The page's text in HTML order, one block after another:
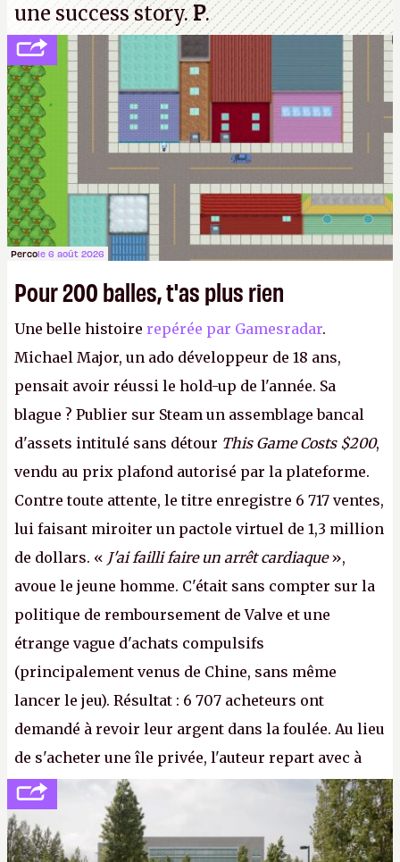
une success story.P.
Percole 6 août 2026
Pour 200 balles, t'as plus rien
Une belle histoire repérée par Gamesradar.
Michael Major, un ado développeur de 18 ans,
pensait avoir réussi le hold-up de l'année. Sa
blague ? Publier sur Steam un assemblage bancal
d'assets intitulé sans détour This Game Costs $200,
vendu au prix plafond autorisé par la plateforme.
Contre toute attente, le titre enregistre 6 717 ventes,
lui faisant miroiter un pactole virtuel de 1,3 million
de dollars. « J'ai failli faire un arrêt cardiaque»,
avoue le jeune homme. C'était sans compter sur la
politique de remboursement de Valve et une
étrange vague d'achats compulsifs
(principalement venus de Chine, sans même
lancer le jeu). Résultat : 6 707 acheteurs ont
demandé à revoir leur argent dans la foulée. Au lieu
de s'acheter une île privée, l'auteur repart avec à
peine 2 000 dollars en poche. C'est toujours plus
cher payé que le temps passé à dev, mais ça
apprendra aux petits malins qu'on ne braque pas